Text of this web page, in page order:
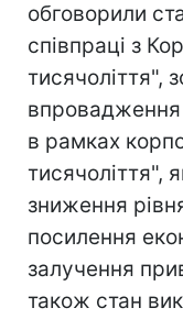
обговорили
співпраці з
тисячоліття",
в рамках
тисячоліття",
зниження
посилення
залучення
також стан